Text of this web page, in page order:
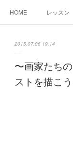
HOME レッスン
2015.07.06 19:14
〜画家たち
ストを描こう
〜画家
真夏のア